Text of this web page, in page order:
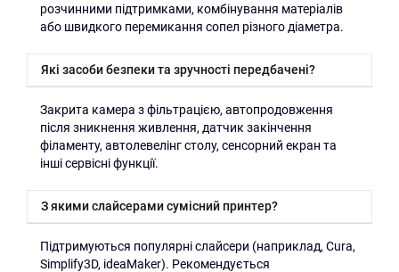
розчинними підтримками, комбінування матеріалів
або швидкого перемикання сопел різного діаметра.
Які засоби безпеки та зручності передбачені?
Закрита камера з фільтрацією, автопродовження
після зникнення живлення, датчик закінчення
філаменту, автолевелінг столу, сенсорний екран та
інші сервісні функції.
З якими слайсерами сумісний принтер?
Підтримуються популярні слайсери (наприклад, Cura,
Simplify3D, ideaMaker). Рекомендується